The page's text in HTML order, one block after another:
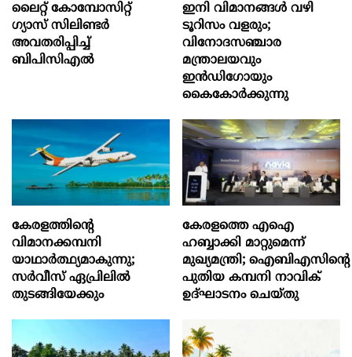
ലൈറ്റ് കോമ്പോസിറ്റ്
ഗ്യാസ് സിലിണ്ടർ
അവതരിപ്പിച്ച്
ബിപിസിഎൽ
ഇനി വിമാനങ്ങള്‍ വഴി
ടൂറിസം വളരും;
വിനോദസഞ്ചാര
മന്ത്രാലയവും
ഇന്‍ഡിഗോയും
കൈകോര്‍ക്കുന്നു
കേരളത്തിന്റെ
വിമാനക്കമ്പനി
യാഥാര്‍ത്ഥ്യമാകുന്നു;
സര്‍വീസ് ഏപ്രിലില്‍
തുടങ്ങിയേക്കും
കേരളത്തെ എഐ
ഹബ്ബാക്കി മാറ്റുമെന്ന്
മുഖ്യമന്ത്രി; ഐബിഎസിന്റെ
പുതിയ കമ്പനി നാവിക്
ഉദ്ഘാടനം ചെയ്തു